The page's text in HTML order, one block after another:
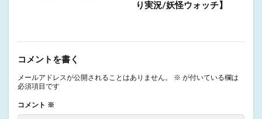
り実況/妖怪ウォッチ】
コメントを書く
メールアドレスが公開されることはありません。 ※ が付いている欄は
必須項目です
コメント ※